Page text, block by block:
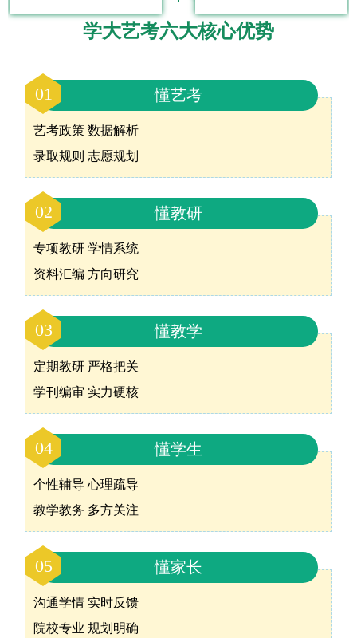
学大艺考六大核心优势
01 懂艺考
艺考政策 数据解析
录取规则 志愿规划
02 懂教研
专项教研 学情系统
资料汇编 方向研究
03 懂教学
定期教研 严格把关
学刊编审 实力硬核
04 懂学生
个性辅导 心理疏导
教学教务 多方关注
05 懂家长
沟通学情 实时反馈
院校专业 规划明确